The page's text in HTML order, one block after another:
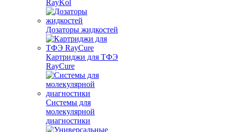
RayKol
Дозаторы жидкостей
Картриджи для ТФЭ
RayCure
Системы для
молекулярной
диагностики